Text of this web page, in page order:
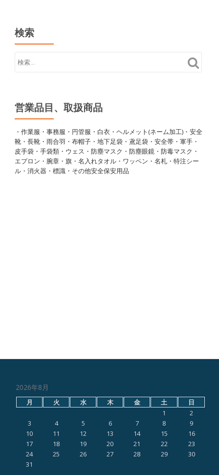
検索
営業品目、取扱商品
・作業服・事務服・円管服・白衣・ヘルメット(ネーム加工)・安全
靴・長靴・雨合羽・布帽子・地下足袋・鳶足袋・安全帯・軍手・
皮手袋・手袋類・ウェス・防塵マスク・防塵眼鏡・防毒マスク・
エプロン・腕章・旗・名入れタオル・ワッペン・名札・特注シー
ル・消火器・標識・その他安全保安用品
2026年8月
月 火 水 木 金 土
日
1
2
3
4 5 6 7 8
9
10
11 12 13 14 15
16
17
18 19 20 21 22
23
24
25 26 27 28 29
30
31